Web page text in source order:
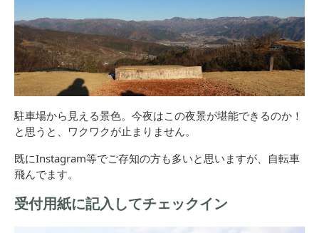
駐車場から見える景色。今夜はこの夜景が堪能できるのか！
と思うと、ワクワクが止まりません。
既にInstagram等でご存知の方も多いと思いますが、自転車
飛んでます。
受付用紙に記入してチェックイン